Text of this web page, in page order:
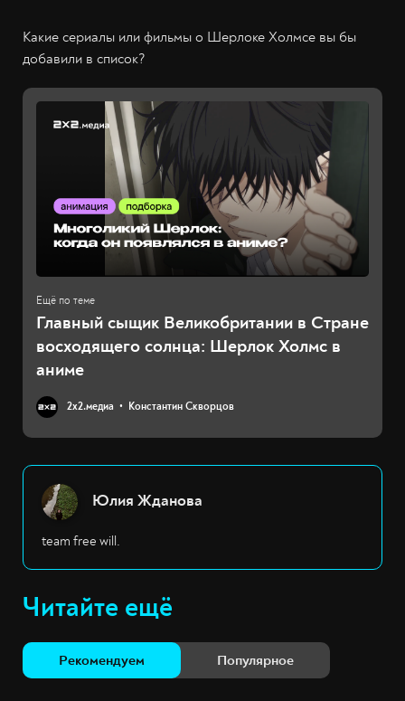
Какие сериалы или фильмы о Шерлоке Холмсе вы бы
добавили в список?
Главный сыщик Великобритании в Стране
восходящего солнца: Шерлок Холмс в
аниме
2х2.медиа Константин Скворцов
Юлия Жданова
team free will.
Читайте ещё
Рекомендуем Популярное